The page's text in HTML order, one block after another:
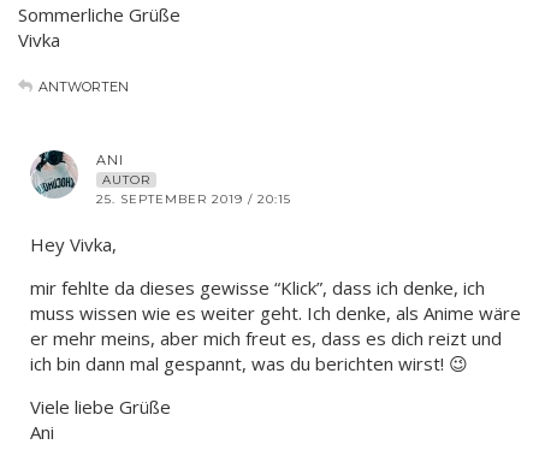
Sommerliche Grüße
Vivka
ANTWORTEN
ANI
AUTOR
25. SEPTEMBER 2019 / 20:15
Hey Vivka,
mir fehlte da dieses gewisse “Klick”, dass ich denke, ich
muss wissen wie es weiter geht. Ich denke, als Anime wäre
er mehr meins, aber mich freut es, dass es dich reizt und
ich bin dann mal gespannt, was du berichten wirst! 😉
Viele liebe Grüße
Ani